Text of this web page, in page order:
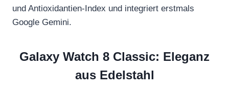
und Antioxidantien-Index und integriert erstmals
Google Gemini.
Galaxy Watch 8 Classic: Eleganz
aus Edelstahl